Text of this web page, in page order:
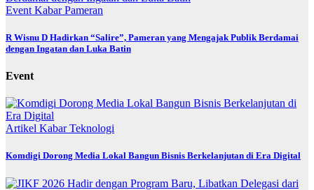
Event KabarPameran
R Wisnu D Hadirkan “Salire”, Pameran yang Mengajak Publik Berdamai
dengan Ingatan dan Luka Batin
Event
Artikel KabarTeknologi
Komdigi Dorong Media Lokal Bangun Bisnis Berkelanjutan di Era Digital